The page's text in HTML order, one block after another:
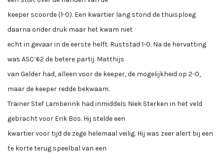
keeper scoorde (1-0). Een kwartier lang stond de thuisploeg
daarna onder druk maar het kwam niet
echt in gevaar in de eerste helft. Ruststad 1-0. Na de hervatting
was ASC’62 de betere partij. Matthijs
van Gelder had, alleen voor de keeper, de mogelijkheid op 2-0,
maar de keeper redde bekwaam.
Trainer Stef Lamberink had inmiddels Niek Sterken in het veld
gebracht voor Erik Bos. Hij stelde een
kwartier voor tijd de zege helemaal veilig. Hij was zeer alert bij een
te korte terug speelbal van een